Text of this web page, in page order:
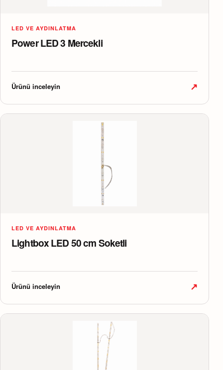
LED VE AYDINLATMA
Power LED 3 Mercekli
Ürünü inceleyin ↗
LED VE AYDINLATMA
Lightbox LED 50 cm Soketli
Ürünü inceleyin ↗